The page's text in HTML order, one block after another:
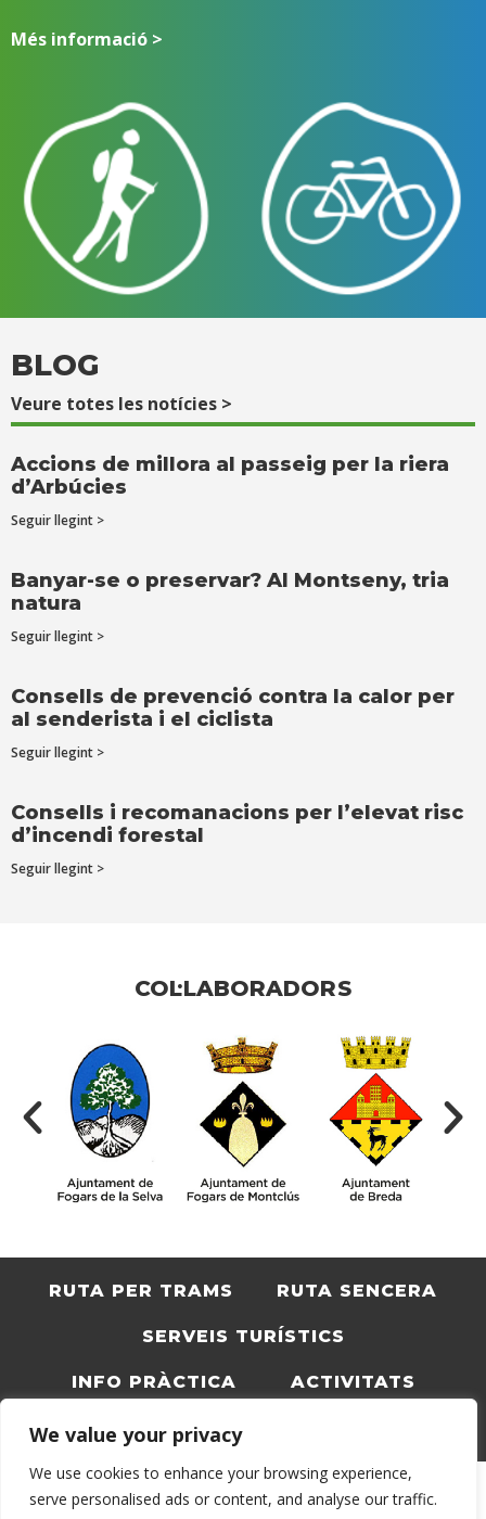
We value your privacy
We use cookies to enhance your browsing experience,
serve personalised ads or content, and analyse our traffic.
Més informació >
BLOG
Veure totes les notícies >
Accions de millora al passeig per la riera
d’Arbúcies
Seguir llegint >
Banyar-se o preservar? Al Montseny, tria
natura
Seguir llegint >
Consells de prevenció contra la calor per
al senderista i el ciclista
Seguir llegint >
Consells i recomanacions per l’elevat risc
d’incendi forestal
Seguir llegint >
COL·LABORADORS
RUTA PER TRAMS RUTA SENCERA
SERVEIS TURÍSTICS
INFO PRÀCTICA ACTIVITATS
BLOC